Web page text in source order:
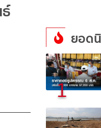
ยอด
1